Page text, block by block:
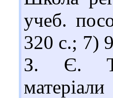
учеб.
320 с.; 7)
З. Є.